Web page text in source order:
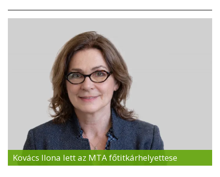
Kovács Ilona lett az MTA főtitkárhelyettese